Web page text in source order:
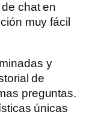
chat en
muy fácil
y
de
preguntas.
únicas